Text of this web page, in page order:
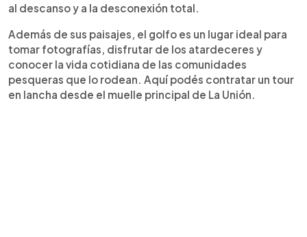
al descanso y a la desconexión total.
Además de sus paisajes, el golfo es un lugar ideal para
tomar fotografías, disfrutar de los atardeceres y
conocer la vida cotidiana de las comunidades
pesqueras que lo rodean. Aquí podés contratar un tour
en lancha desde el muelle principal de La Unión.